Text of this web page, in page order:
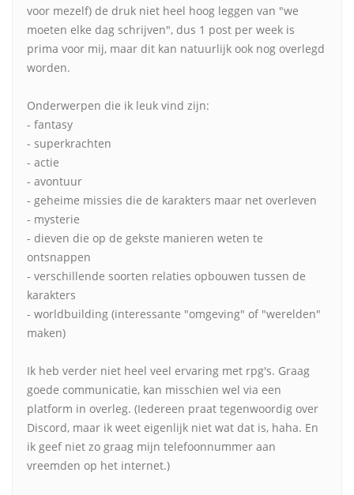
voor mezelf) de druk niet heel hoog leggen van "we
moeten elke dag schrijven", dus 1 post per week is
prima voor mij, maar dit kan natuurlijk ook nog overlegd
worden.
Onderwerpen die ik leuk vind zijn:
- fantasy
- superkrachten
- actie
- avontuur
- geheime missies die de karakters maar net overleven
- mysterie
- dieven die op de gekste manieren weten te
ontsnappen
- verschillende soorten relaties opbouwen tussen de
karakters
- worldbuilding (interessante "omgeving" of "werelden"
maken)
Ik heb verder niet heel veel ervaring met rpg's. Graag
goede communicatie, kan misschien wel via een
platform in overleg. (Iedereen praat tegenwoordig over
Discord, maar ik weet eigenlijk niet wat dat is, haha. En
ik geef niet zo graag mijn telefoonnummer aan
vreemden op het internet.)